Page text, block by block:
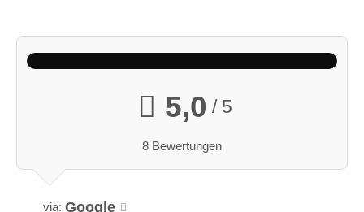
5,0 / 5
8 Bewertungen
via: Google